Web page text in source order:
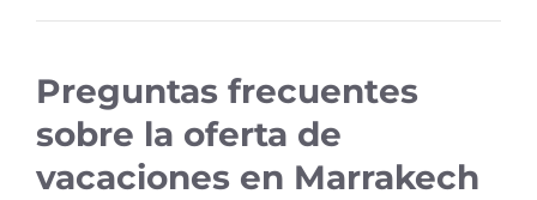
Preguntas frecuentes
sobre la oferta de
vacaciones en Marrakech